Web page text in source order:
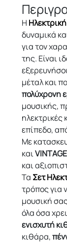
Η
δυναμικά
για τον
της. Είναι
μέταλ και
πολύχρονη
μουσικής,
επίπεδο,
Με
καιVINTAGE
και
Τα Σετ
τρόπος για
μουσική
όλα όσα
ενισχυτή
κιθάρα,